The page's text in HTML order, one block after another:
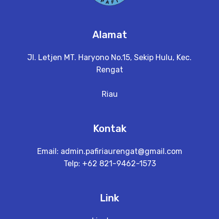
Alamat
Jl. Letjen MT. Haryono No.15, Sekip Hulu, Kec.
Rengat
Riau
Kontak
Email: admin.pafiriaurengat@gmail.com
Telp: +62 821-9462-1573
Link